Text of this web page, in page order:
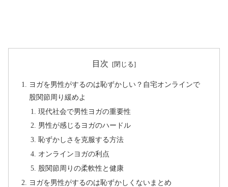
目次
ヨガを男性がするのは恥ずかしい？自宅オンラインで
股関節周り緩めよ
現代社会で男性ヨガの重要性
男性が感じるヨガのハードル
恥ずかしさを克服する方法
オンラインヨガの利点
股関節周りの柔軟性と健康
ヨガを男性がするのは恥ずかしくないまとめ